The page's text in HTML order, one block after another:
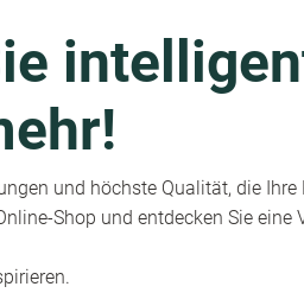
und höchste Qualität, die
Shop und entdecken Sie